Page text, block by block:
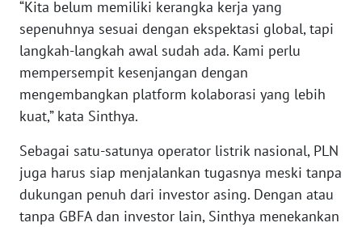
“Kita belum memiliki kerangka kerja yang
sepenuhnya sesuai dengan ekspektasi global, tapi
langkah-langkah awal sudah ada. Kami perlu
mempersempit kesenjangan dengan
mengembangkan platform kolaborasi yang lebih
kuat,” kata Sinthya.
Sebagai satu-satunya operator listrik nasional, PLN
juga harus siap menjalankan tugasnya meski tanpa
dukungan penuh dari investor asing. Dengan atau
tanpa GBFA dan investor lain, Sinthya menekankan
WN
PAKPAK
KARAWANG
WN
WN
BOGOR